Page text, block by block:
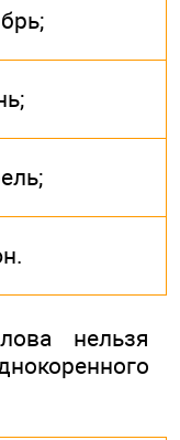
нельзя